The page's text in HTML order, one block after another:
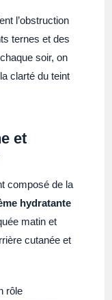
l’obstruction
ternes et des
soir, on
clarté du teint
et
composé de la
hydratante
matin et
cutanée et
rôle